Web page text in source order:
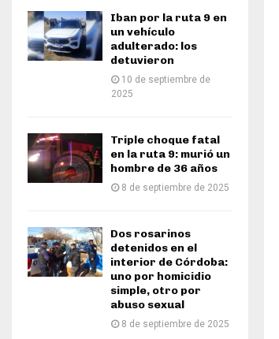
Iban por la ruta 9 en
un vehículo
adulterado: los
detuvieron
10 de septiembre de
2025
Triple choque fatal
en la ruta 9: murió un
hombre de 36 años
8 de septiembre de 2025
Dos rosarinos
detenidos en el
interior de Córdoba:
uno por homicidio
simple, otro por
abuso sexual
8 de septiembre de 2025